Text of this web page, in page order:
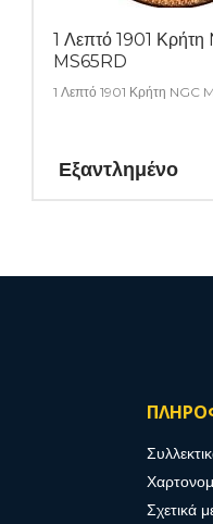
1 Λεπτό 1901 Κρήτη
MS65RD
1 Λεπτό 1901 Κρήτη NGC
Εξαντλημένο
Σχετικά